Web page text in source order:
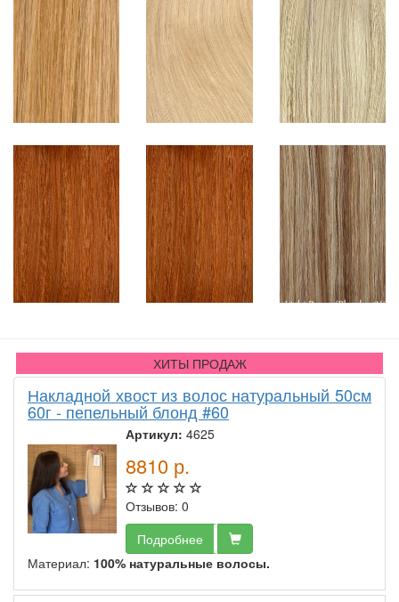
ХИТЫ ПРОДАЖ
Накладной хвост из волос натуральный 50см
60г - пепельный блонд #60
Артикул: 4625
8810 р.
Отзывов: 0
Подробнее
Материал: 100% натуральные волосы.